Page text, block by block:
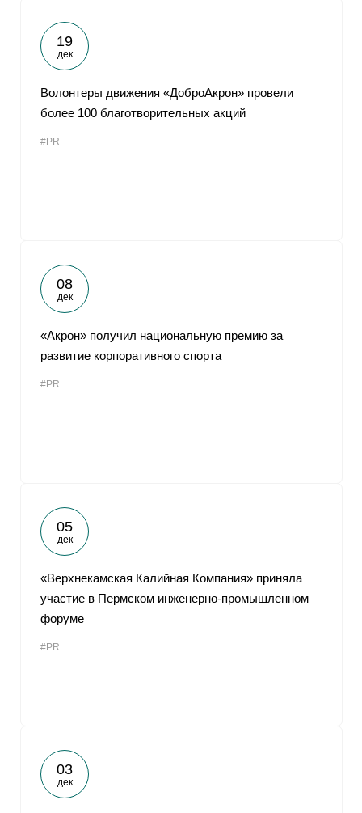
19
дек
Волонтеры движения «ДоброАкрон» провели
более 100 благотворительных акций
#PR
08
дек
«Акрон» получил национальную премию за
развитие корпоративного спорта
#PR
05
дек
«Верхнекамская Калийная Компания» приняла
участие в Пермском инженерно-промышленном
форуме
#PR
03
дек